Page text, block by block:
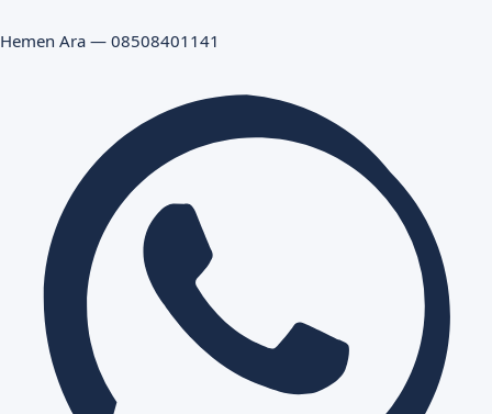
Hemen Ara — 08508401141